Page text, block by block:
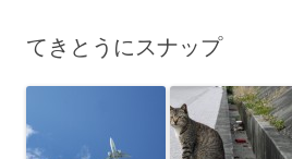
てきとうにスナップ